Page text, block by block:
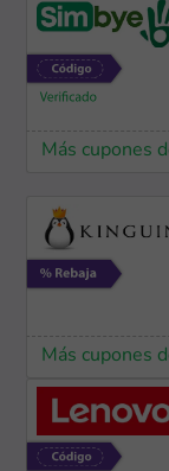
Más cupones
Más cupones